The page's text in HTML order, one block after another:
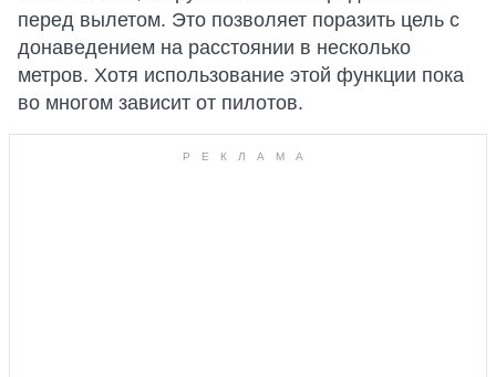
перед вылетом. Это позволяет поразить цель с
донаведением на расстоянии в несколько
метров. Хотя использование этой функции пока
во многом зависит от пилотов.